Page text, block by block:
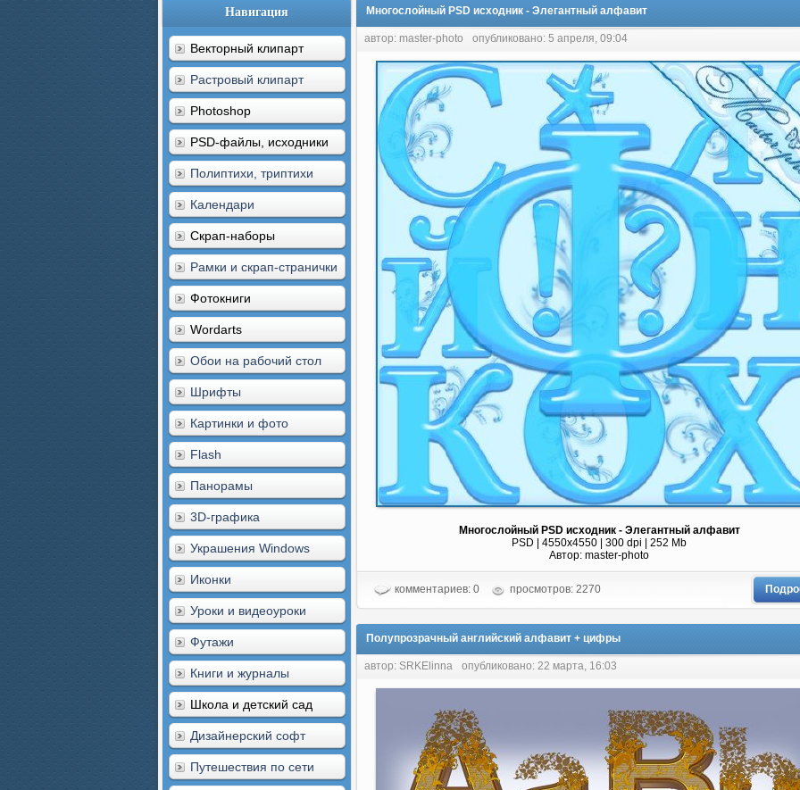
Навигация
Векторный клипарт
Растровый клипарт
Photoshop
PSD-файлы, исходники
Полиптихи, триптихи
Календари
Скрап-наборы
Рамки и скрап-странички
Фотокниги
Wordarts
Обои на рабочий стол
Шрифты
Картинки и фото
Flash
Панорамы
3D-графика
Украшения Windows
Иконки
Уроки и видеоуроки
Футажи
Книги и журналы
Школа и детский сад
Дизайнерский софт
Путешествия по сети
Многослойный PSD исходник - Элегантный алфавит
автор: master-photo опубликовано: 5 апреля, 09:04
Многослойный PSD исходник - Элегантный алфавит
PSD | 4550x4550 | 300 dpi | 252 Mb
Автор: master-photo
комментариев: 0 просмотров: 2270
Полупрозрачный английский алфавит + цифры
автор: SRKElinna опубликовано: 22 марта, 16:03